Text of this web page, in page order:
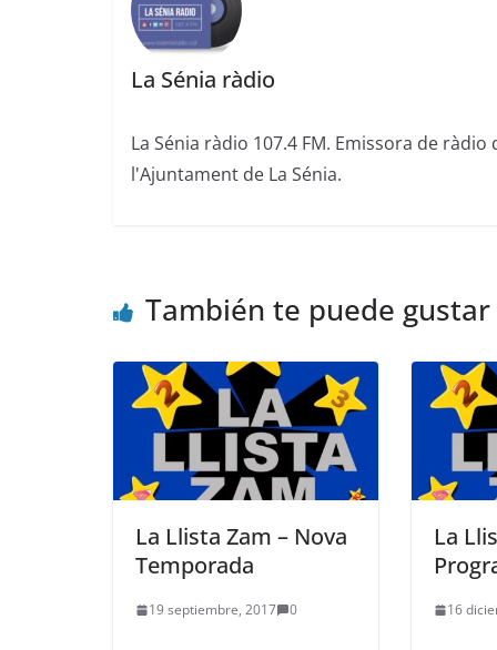
La Sénia ràdio
La Sénia ràdio 107.4 FM. Emissora de
l'Ajuntament de La Sénia.
También te puede gustar
La Llista Zam – Nova
Temporada
19 septiembre, 2017 0
La
16